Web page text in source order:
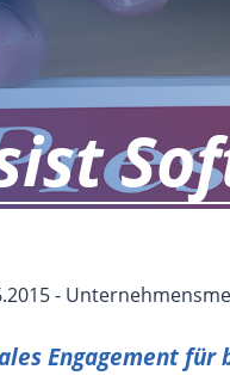
-
Engagement